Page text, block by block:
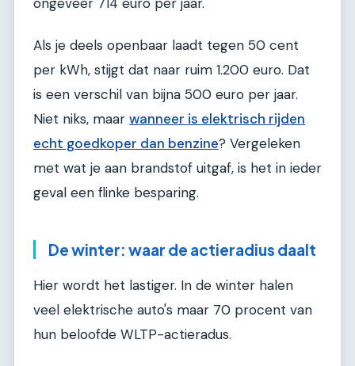
Als je deels openbaar laadt tegen 50 cent
per kWh, stijgt dat naar ruim 1.200 euro. Dat
is een verschil van bijna 500 euro per jaar.
Niet niks, maar wanneer is elektrisch rijden
echt goedkoper dan benzine? Vergeleken
met wat je aan brandstof uitgaf, is het in ieder
geval een flinke besparing.
De winter: waar de actieradius daalt
Hier wordt het lastiger. In de winter halen
veel elektrische auto's maar 70 procent van
hun beloofde WLTP-actieradus.